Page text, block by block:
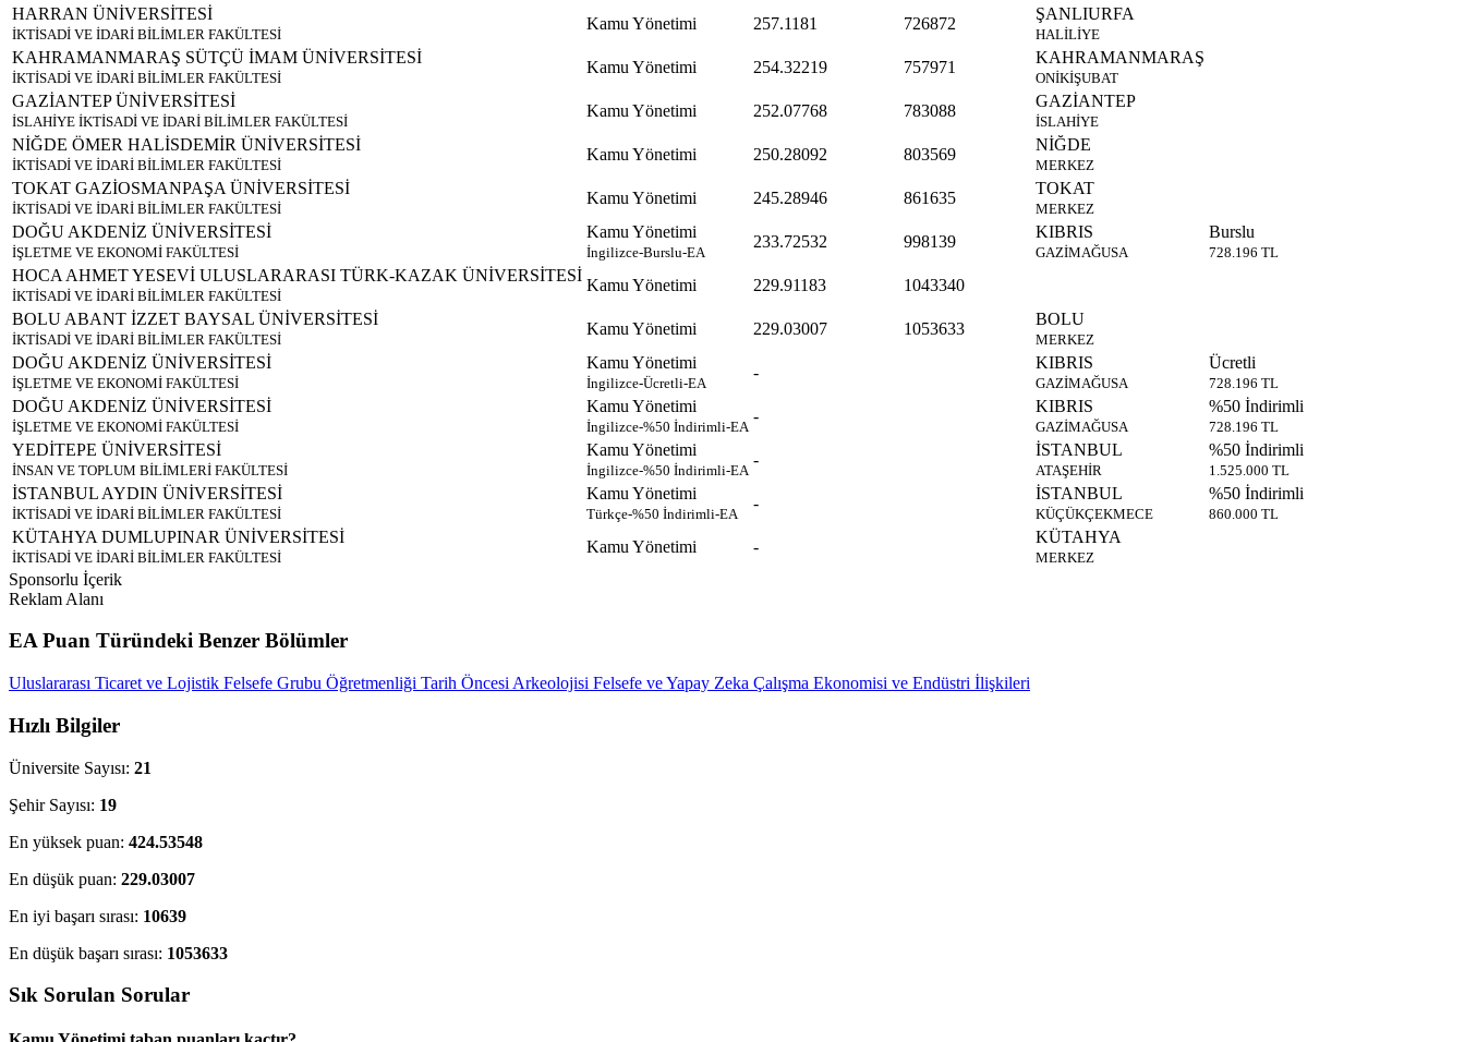
HARRAN ÜNİVERSİTESİ
İKTİSADİ VE İDARİ BİLİMLER FAKÜLTESİ
Kamu Yönetimi 257.1181 726872
ŞANLIURFA
HALİLİYE
KAHRAMANMARAŞ SÜTÇÜ İMAM ÜNİVERSİTESİ
İKTİSADİ VE İDARİ BİLİMLER FAKÜLTESİ
Kamu Yönetimi 254.32219 757971
KAHRAMANMARAŞ
ONİKİŞUBAT
GAZİANTEP ÜNİVERSİTESİ
İSLAHİYE İKTİSADİ VE İDARİ BİLİMLER FAKÜLTESİ
Kamu Yönetimi 252.07768 783088
GAZİANTEP
İSLAHİYE
NİĞDE ÖMER HALİSDEMİR ÜNİVERSİTESİ
İKTİSADİ VE İDARİ BİLİMLER FAKÜLTESİ
Kamu Yönetimi 250.28092 803569
NİĞDE
MERKEZ
TOKAT GAZİOSMANPAŞA ÜNİVERSİTESİ
İKTİSADİ VE İDARİ BİLİMLER FAKÜLTESİ
Kamu Yönetimi 245.28946 861635
TOKAT
MERKEZ
DOĞU AKDENİZ ÜNİVERSİTESİ
İŞLETME VE EKONOMİ FAKÜLTESİ
Kamu Yönetimi
İngilizce-Burslu-EA
233.72532 998139
KIBRIS
GAZİMAĞUSA
Burslu
728.196 TL
HOCA AHMET YESEVİ ULUSLARARASI TÜRK-KAZAK ÜNİVERSİTESİ
İKTİSADİ VE İDARİ BİLİMLER FAKÜLTESİ
Kamu Yönetimi 229.91183
1043340
BOLU ABANT İZZET BAYSAL ÜNİVERSİTESİ
İKTİSADİ VE İDARİ BİLİMLER FAKÜLTESİ
Kamu Yönetimi 229.03007 1053633
BOLU
MERKEZ
DOĞU AKDENİZ ÜNİVERSİTESİ
İŞLETME VE EKONOMİ FAKÜLTESİ
Kamu Yönetimi
İngilizce-Ücretli-EA
-
KIBRIS
GAZİMAĞUSA
Ücretli
728.196 TL
DOĞU AKDENİZ ÜNİVERSİTESİ
İŞLETME VE EKONOMİ FAKÜLTESİ
Kamu Yönetimi
İngilizce-%50 İndirimli-EA
-
KIBRIS
GAZİMAĞUSA
%50 İndirimli
728.196 TL
YEDİTEPE ÜNİVERSİTESİ
İNSAN VE TOPLUM BİLİMLERİ FAKÜLTESİ
Kamu Yönetimi
İngilizce-%50 İndirimli-EA
-
İSTANBUL
ATAŞEHİR
%50 İndirimli
1.525.000 TL
İSTANBUL AYDIN ÜNİVERSİTESİ
İKTİSADİ VE İDARİ BİLİMLER FAKÜLTESİ
Kamu Yönetimi
Türkçe-%50 İndirimli-EA
-
İSTANBUL
KÜÇÜKÇEKMECE
%50 İndirimli
860.000 TL
KÜTAHYA DUMLUPINAR ÜNİVERSİTESİ
İKTİSADİ VE İDARİ BİLİMLER FAKÜLTESİ
Kamu Yönetimi -
KÜTAHYA
MERKEZ
Sponsorlu İçerik
Reklam Alanı
EA Puan Türündeki Benzer Bölümler
Uluslararası Ticaret ve Lojistik Felsefe Grubu Öğretmenliği Tarih Öncesi Arkeolojisi Felsefe ve Yapay Zeka Çalışma Ekonomisi ve Endüstri İlişkileri
Hızlı Bilgiler
Üniversite Sayısı: 21
Şehir Sayısı: 19
En yüksek puan: 424.53548
En düşük puan: 229.03007
En iyi başarı sırası: 10639
En düşük başarı sırası: 1053633
Sık Sorulan Sorular